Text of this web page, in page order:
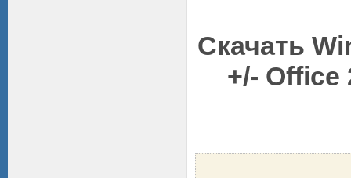
Скачать
+/- Office